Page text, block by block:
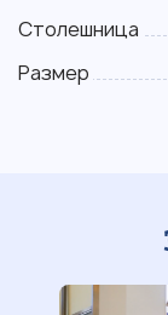
Столешница
Размер